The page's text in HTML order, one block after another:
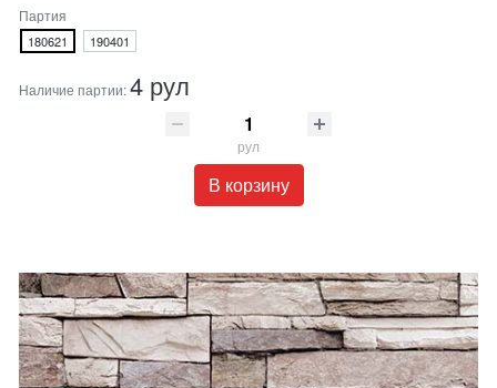
Партия
180621 190401
Наличие партии:4 рул
рул
В корзину